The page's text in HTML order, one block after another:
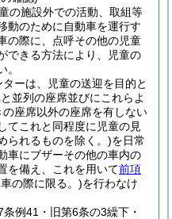
の施設外での活動、取組等
動のために自動車を運行す
の際に、点呼その他の児童
できる方法により、児童の
。
ーは、児童の送迎を目的と
並列の座席並びにこれらよ
座席以外の座席を有しない
てこれと同程度に児童の見
られるものを除く。)を日常
車にブザーその他の車内の
を備え、これを用いて前項
の際に限る。)を行わなけ
例41・旧第6条の3繰下・